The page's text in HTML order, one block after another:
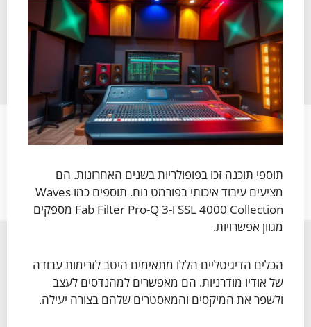
תוספי תוכנה זכו בפופולריות בשנים האחרונות. הם
מציעים עיבוד איכותי בפורמט נוח. תוספים כמו Waves
SSL 4000 Collection ו-Fab Filter Pro-Q 3 מספקים
מגוון אפשרויות.
הכלים הדיגיטליים הללו מתאימים היטב לזרימות עבודה
של אודיו מודרניות. הם מאפשרים למהנדסים לעצב
ולשפר את המיקסים והמאסטרים שלהם בצורה יעילה.